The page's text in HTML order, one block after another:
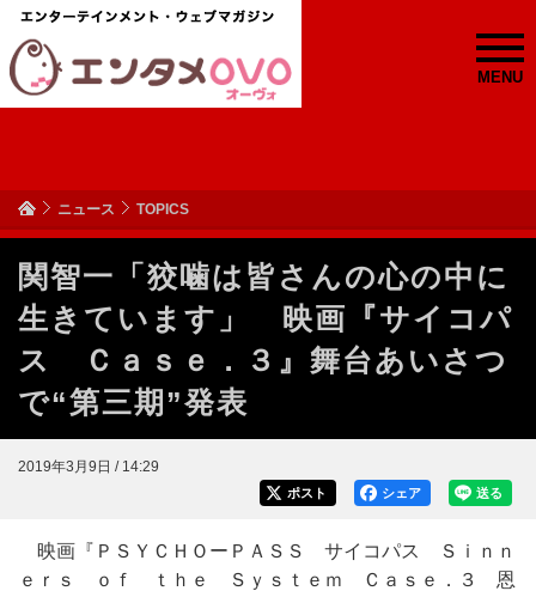
MENU
ニュース TOPICS
関智一「狡噛は皆さんの心の中に
生きています」 映画『サイコパ
ス Ｃａｓｅ．３』舞台あいさつ
で“第三期”発表
2019年3月9日 / 14:29
送る
シェア
ポスト
映画『ＰＳＹＣＨＯーＰＡＳＳ サイコパス Ｓｉｎｎ
ｅｒｓ ｏｆ ｔｈｅ Ｓｙｓｔｅｍ Ｃａｓｅ．３ 恩